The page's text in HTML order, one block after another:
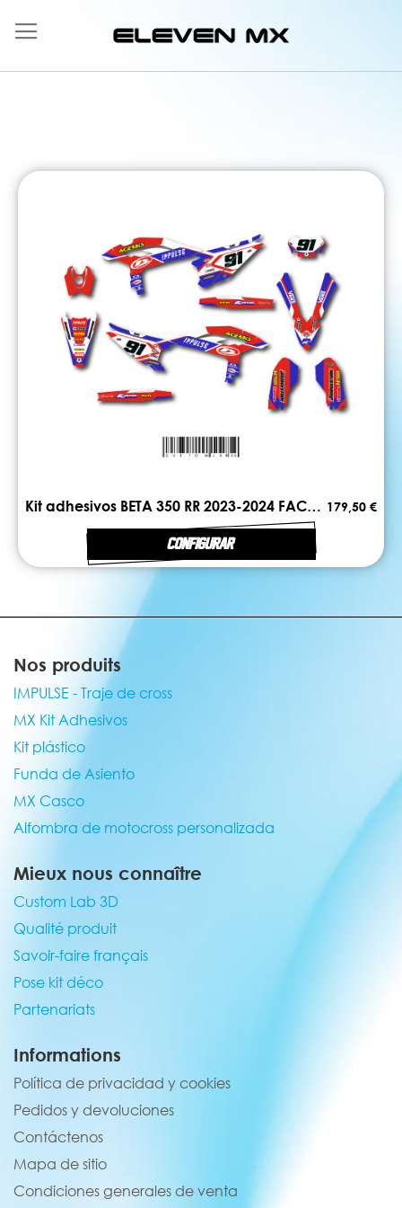
al
contenido
Kit adhesivos BETA 350 RR 2023-2024 FACTORY 179,50 €
CONFIGURAR
Nos produits
IMPULSE - Traje de cross
MX Kit Adhesivos
Kit plástico
Funda de Asiento
MX Casco
Alfombra de motocross personalizada
Mieux nous connaître
Custom Lab 3D
Qualité produit
Savoir-faire français
Pose kit déco
Partenariats
Informations
Política de privacidad y cookies
Pedidos y devoluciones
Contáctenos
Mapa de sitio
Condiciones generales de venta